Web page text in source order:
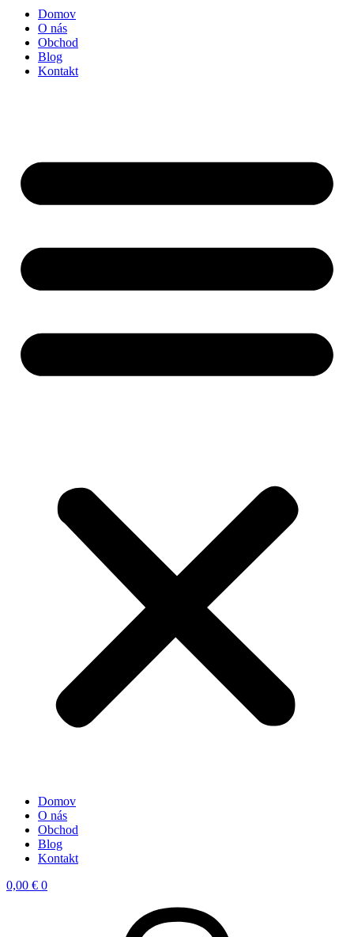
Domov
O nás
Obchod
Blog
Kontakt
Domov
O nás
Obchod
Blog
Kontakt
0,00 € 0